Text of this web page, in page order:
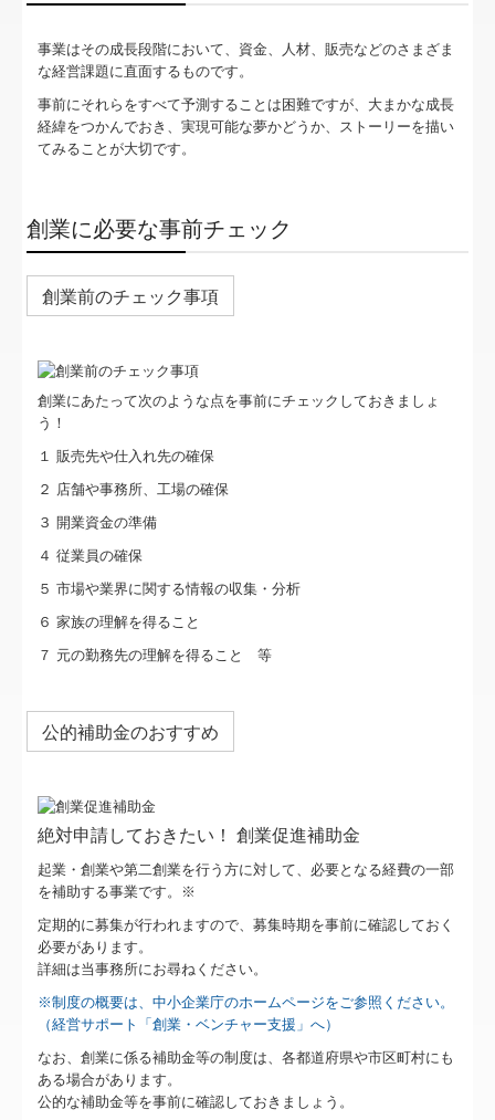
社会福祉法人会計DB
補助金・助成金・融資情報
書面添付制度のご紹介
銀行はなぜ「FX2」を高く評価するのか
経営革新等支援機関とは
料金について
関連リンク
過去のお知らせ
交通案内
個人情報保護方針
事業はその成長段階において、資金、人材、販売などのさまざま
な経営課題に直面するものです。
事前にそれらをすべて予測することは困難ですが、大まかな成長
経緯をつかんでおき、実現可能な夢かどうか、ストーリーを描い
てみることが大切です。
創業に必要な事前チェック
創業前のチェック事項
創業にあたって次のような点を事前にチェックしておきましょ
う！
１ 販売先や仕入れ先の確保
２ 店舗や事務所、工場の確保
３ 開業資金の準備
４ 従業員の確保
５ 市場や業界に関する情報の収集・分析
６ 家族の理解を得ること
７ 元の勤務先の理解を得ること 等
公的補助金のおすすめ
絶対申請しておきたい！ 創業促進補助金
起業・創業や第二創業を行う方に対して、必要となる経費の一部
を補助する事業です。※
定期的に募集が行われますので、募集時期を事前に確認しておく
必要があります。
詳細は当事務所にお尋ねください。
※制度の概要は、中小企業庁のホームページをご参照ください。
（経営サポート「創業・ベンチャー支援」へ）
なお、創業に係る補助金等の制度は、各都道府県や市区町村にも
ある場合があります。
公的な補助金等を事前に確認しておきましょう。